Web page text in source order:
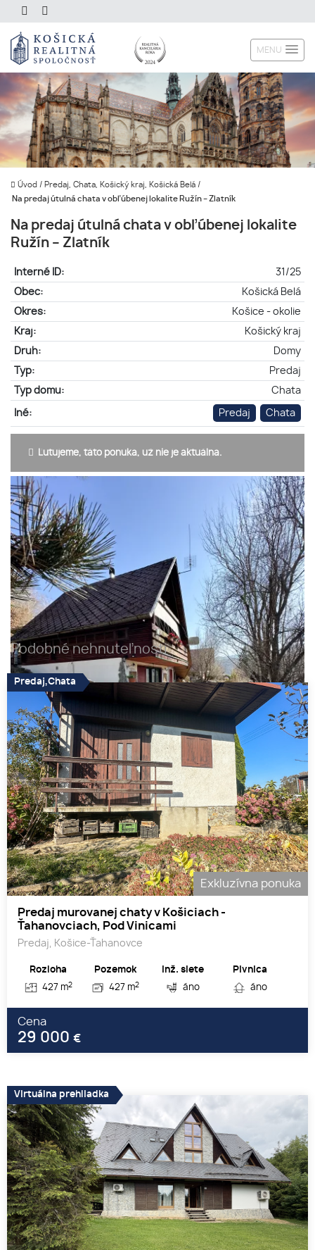
MENU
Úvod / Predaj, Chata, Košický kraj, Košická Belá /
Na predaj útulná chata v obľúbenej lokalite Ružín – Zlatník
Na predaj útulná chata v obľúbenej lokalite
Ružín – Zlatník
Interné ID:
31/25
Obec:
Košická Belá
Okres:
Košice - okolie
Kraj:
Košický kraj
Druh:
Domy
Typ:
Predaj
Typ domu:
Chata
Iné: Predaj Chata
Ľutujeme, táto ponuka, už nie je aktuálna.
Podobné nehnuteľnosti
Exkluzívna ponuka
Predaj murovanej chaty v Košiciach -
Ťahanovciach, Pod Vinicami
Predaj, Košice-Ťahanovce
Rozloha
427 m2
Pozemok
427 m2
Inž. siete
áno
Pivnica
áno
Cena
29 000 €
Predaj,Chata
Virtuálna prehliadka